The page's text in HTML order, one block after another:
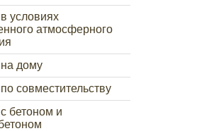
условиях
атмосферного
дому
совместительству
бетоном и